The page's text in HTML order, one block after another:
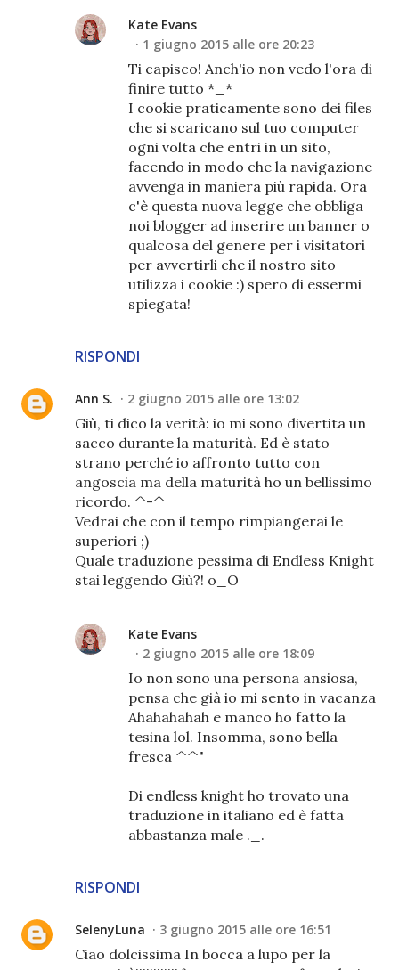
RISPONDI
Kate Evans
1 giugno 2015 alle ore 20:23
Ti capisco! Anch'io non vedo l'ora di
finire tutto *_*
I cookie praticamente sono dei files
che si scaricano sul tuo computer
ogni volta che entri in un sito,
facendo in modo che la navigazione
avvenga in maniera più rapida. Ora
c'è questa nuova legge che obbliga
noi blogger ad inserire un banner o
qualcosa del genere per i visitatori
per avvertirli che il nostro sito
utilizza i cookie :) spero di essermi
spiegata!
Ann S. 2 giugno 2015 alle ore 13:02
Giù, ti dico la verità: io mi sono divertita un
sacco durante la maturità. Ed è stato
strano perché io affronto tutto con
angoscia ma della maturità ho un bellissimo
ricordo. ^-^
Vedrai che con il tempo rimpiangerai le
superiori ;)
Quale traduzione pessima di Endless Knight
stai leggendo Giù?! o_O
RISPONDI
Kate Evans
2 giugno 2015 alle ore 18:09
Io non sono una persona ansiosa,
pensa che già io mi sento in vacanza
Ahahahahah e manco ho fatto la
tesina lol. Insomma, sono bella
fresca ^^"
Di endless knight ho trovato una
traduzione in italiano ed è fatta
abbastanza male ._.
SelenyLuna 3 giugno 2015 alle ore 16:51
Ciao dolcissima In bocca a lupo per la